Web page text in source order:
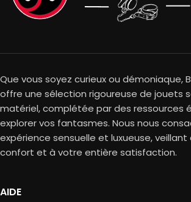
Que vous soyez curieux ou démoniaque,
offre une sélection rigoureuse de jouets
matériel, complétée par des ressources
explorer vos fantasmes. Nous nous
expérience sensuelle et luxueuse,
confort et à votre entière satisfaction.
AIDE